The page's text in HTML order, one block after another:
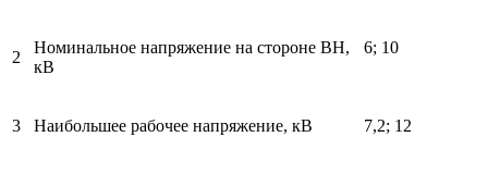
2
Номинальное напряжение на стороне ВН,
кВ
6; 10
3 Наибольшее рабочее напряжение, кВ 7,2; 12